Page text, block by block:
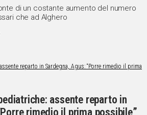
di un costante aumento del numero
che ad Alghero
assente reparto in
rimedio il prima possibile”